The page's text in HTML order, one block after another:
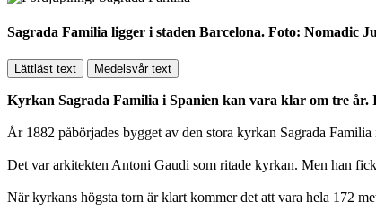
Sagrada Familia ligger i staden Barcelona. Foto: Nomadic
Lättläst text Medelsvår text
Kyrkan Sagrada Familia i Spanien kan vara klar om tre
År 1882 påbörjades bygget av den stora kyrkan Sagrada
Det var arkitekten Antoni Gaudi som ritade kyrkan. Men han
När kyrkans högsta torn är klart kommer det att vara hela 172